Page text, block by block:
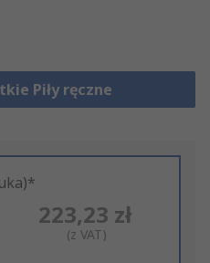
Piły ręczne
223,23 zł
(z VAT)